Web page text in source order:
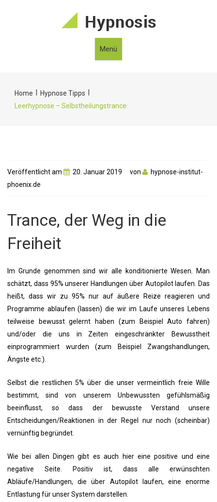
Menü
Home Hypnose Tipps
Leerhypnose – Selbstheilungstrance
Veröffentlicht am 20. Januar 2019 von
hypnose-institut-
phoenix.de
Trance, der Weg in die
Freiheit
Im Grunde genommen sind wir alle konditionierte Wesen. Man
schätzt, dass 95% unserer Handlungen über Autopilot laufen. Das
heißt, dass wir zu 95% nur auf äußere Reize reagieren und
Programme ablaufen (lassen) die wir im Laufe unseres Lebens
teilweise bewusst gelernt haben (zum Beispiel Auto fahren)
und/oder die uns in Zeiten eingeschränkter Bewusstheit
einprogrammiert wurden (zum Beispiel Zwangshandlungen,
Ängste etc.).
Selbst die restlichen 5% über die unser vermeintlich freie Wille
bestimmt, sind von unserem Unbewussten gefühlsmäßig
beeinflusst, so dass der bewusste Verstand unsere
Entscheidungen/Reaktionen in der Regel nur noch (scheinbar)
vernünftig begründet.
Wie bei allen Dingen gibt es auch hier eine positive und eine
negative Seite. Positiv ist, dass alle erwünschten
Abläufe/Handlungen, die über Autopilot laufen, eine enorme
Entlastung für unser System darstellen.